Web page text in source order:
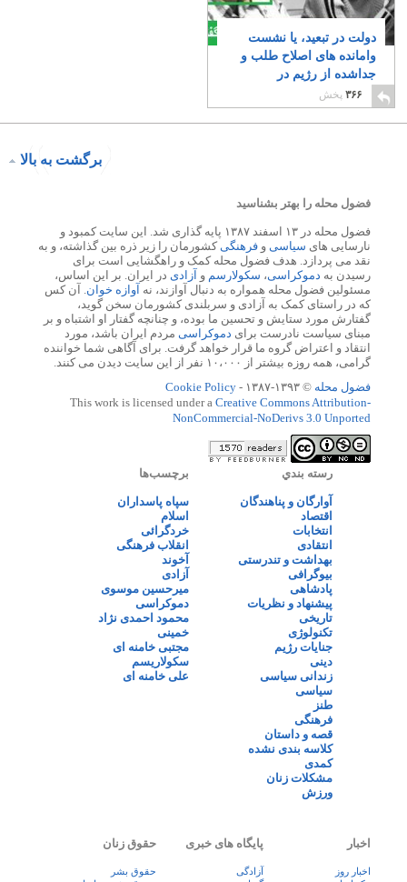
دولت در تبعید، یا نشست
وامانده های اصلاح طلب و
جداشده از رژیم در
واشنگتن
۳۶۶ پخش
برگشت به بالا
فضول محله را بهتر بشناسید
فضول محله در ۱۳ اسفند ۱۳۸۷ پایه گذاری شد. این سایت کمبود و
نارسایی های سیاسی و فرهنگیکشورمان را زیر ذره بین گذاشته، و به
نقد می پردازد. هدف فضول محله کمک و راهگشایی است برای
رسیدن به دموکراسی، سکولارسم و آزادی در ایران. بر این اساس،
مسئولین فضول محله همواره به دنبال آوازند، نه آوازه خوان. آن کس
که در راستای کمک به آزادی و سربلندی کشورمان سخن گوید،
گفتارش مورد ستایش و تحسین ما بوده، و چنانچه گفتار او اشتباه و بر
مبنای سیاست نادرست برای دموکراسی مردم ایران باشد، مورد
انتقاد و اعتراض گروه ما قرار خواهد گرفت. برای آگاهی شما خواننده
گرامی، همه روزه بیشتر از ۱۰،۰۰۰ نفر از این سایت دیدن می کنند.
فضول محله © ۱۳۹۳-۱۳۸۷ -
Cookie Policy
This work is licensed under a Creative Commons Attribution-
NonCommercial-NoDerivs 3.0 Unported
رسته بندي
آوارگان و پناهندگان
اقتصاد
انتخابات
انتقادی
بهداشت و تندرستی
بیوگرافی
پادشاهی
پیشنهاد و نظریات
تاریخی
تکنولوژی
جنایات رژیم
دینی
زندانی سیاسی
سیاسی
طنز
فرهنگی
قصه و داستان
کلاسه بندی نشده
کمدی
مشکلات زنان
ورزش
برچسب‌ها
سپاه پاسداران
اسلام
خردگرائی
انقلاب فرهنگی
آخوند
آزادی
میرحسین موسوی
دموکراسی
محمود احمدی نژاد
خمینی
مجتبی خامنه ای
سکولاریسم
علی خامنه ای
اخبار
اخبار روز
پایگاه های خبری
آزادگی
حقوق زنان
حقوق بشر